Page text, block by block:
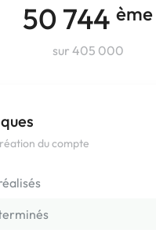
50 744 ème
sur 405 000
du compte